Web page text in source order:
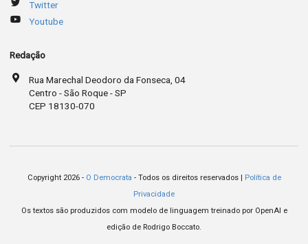
Twitter
Youtube
Redação
Rua Marechal Deodoro da Fonseca, 04
Centro - São Roque - SP
CEP 18130-070
Copyright 2026 - O Democrata - Todos os direitos reservados |
Política de
Privacidade
Os textos são produzidos com modelo de linguagem treinado por OpenAI e
edição de Rodrigo Boccato.